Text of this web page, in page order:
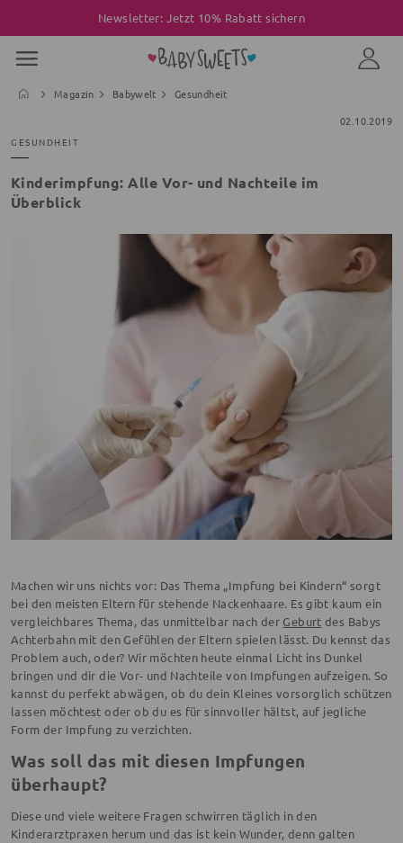
Newsletter: Jetzt 10% Rabatt sichern
Magazin Babywelt
Gesundheit
02.10.2019
GESUNDHEIT
Kinderimpfung: Alle Vor- und Nachteile im
Überblick
Machen wir uns nichts vor: Das Thema „Impfung bei Kindern“ sorgt
bei den meisten Eltern für stehende Nackenhaare. Es gibt kaum ein
vergleichbares Thema, das unmittelbar nach der Geburt des Babys
Achterbahn mit den Gefühlen der Eltern spielen lässt. Du kennst das
Problem auch, oder? Wir möchten heute einmal Licht ins Dunkel
bringen und dir die Vor- und Nachteile von Impfungen aufzeigen. So
kannst du perfekt abwägen, ob du dein Kleines vorsorglich schützen
lassen möchtest oder ob du es für sinnvoller hältst, auf jegliche
Form der Impfung zu verzichten.
Was soll das mit diesen Impfungen
überhaupt?
Diese und viele weitere Fragen schwirren täglich in den
Kinderarztpraxen herum und das ist kein Wunder, denn galten